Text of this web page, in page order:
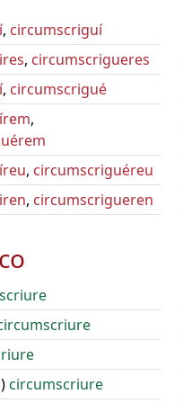
, circumscriguí
, circumscrigueres
, circumscrigué
,
, circumscriguéreu
, circumscrigueren
circumscriure